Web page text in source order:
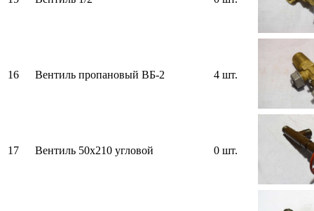
16 Вентиль пропановый ВБ-2 4 шт.
17 Вентиль 50х210 угловой 0 шт.